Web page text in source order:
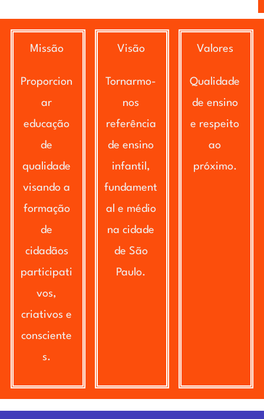
Missão
Proporcion
ar
educação
de
qualidade
visando a
formação
de
cidadãos
participati
vos,
criativos e
consciente
s.
Visão
Tornarmo-
nos
referência
de ensino
infantil,
fundament
al e médio
na cidade
de São
Paulo.
Valores
Qualidade
de ensino
e respeito
ao
próximo.